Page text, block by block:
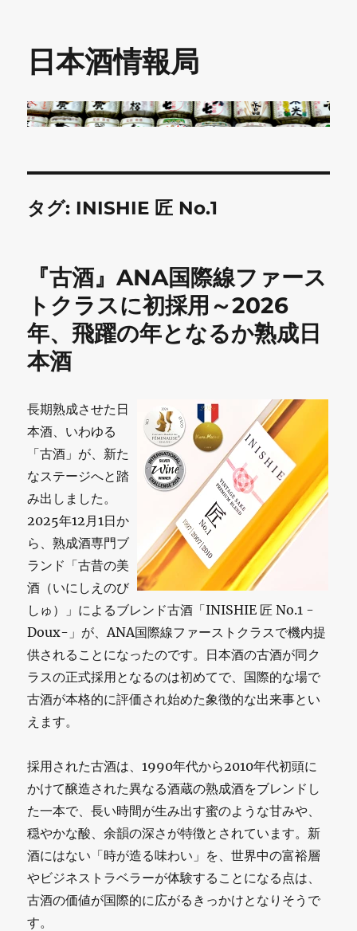
日本酒情報局
タグ: INISHIE 匠 No.1
『古酒』ANA国際線ファース
トクラスに初採用～2026
年、飛躍の年となるか熟成日
本酒
長期熟成させた日
本酒、いわゆる
「古酒」が、新た
なステージへと踏
み出しました。
2025年12月1日か
ら、熟成酒専門ブ
ランド「古昔の美
酒（いにしえのび
しゅ）」によるブレンド古酒「INISHIE 匠 No.1 -
Doux-」が、ANA国際線ファーストクラスで機内提
供されることになったのです。日本酒の古酒が同ク
ラスの正式採用となるのは初めてで、国際的な場で
古酒が本格的に評価され始めた象徴的な出来事とい
えます。
採用された古酒は、1990年代から2010年代初頭に
かけて醸造された異なる酒蔵の熟成酒をブレンドし
た一本で、長い時間が生み出す蜜のような甘みや、
穏やかな酸、余韻の深さが特徴とされています。新
酒にはない「時が造る味わい」を、世界中の富裕層
やビジネストラベラーが体験することになる点は、
古酒の価値が国際的に広がるきっかけとなりそうで
す。